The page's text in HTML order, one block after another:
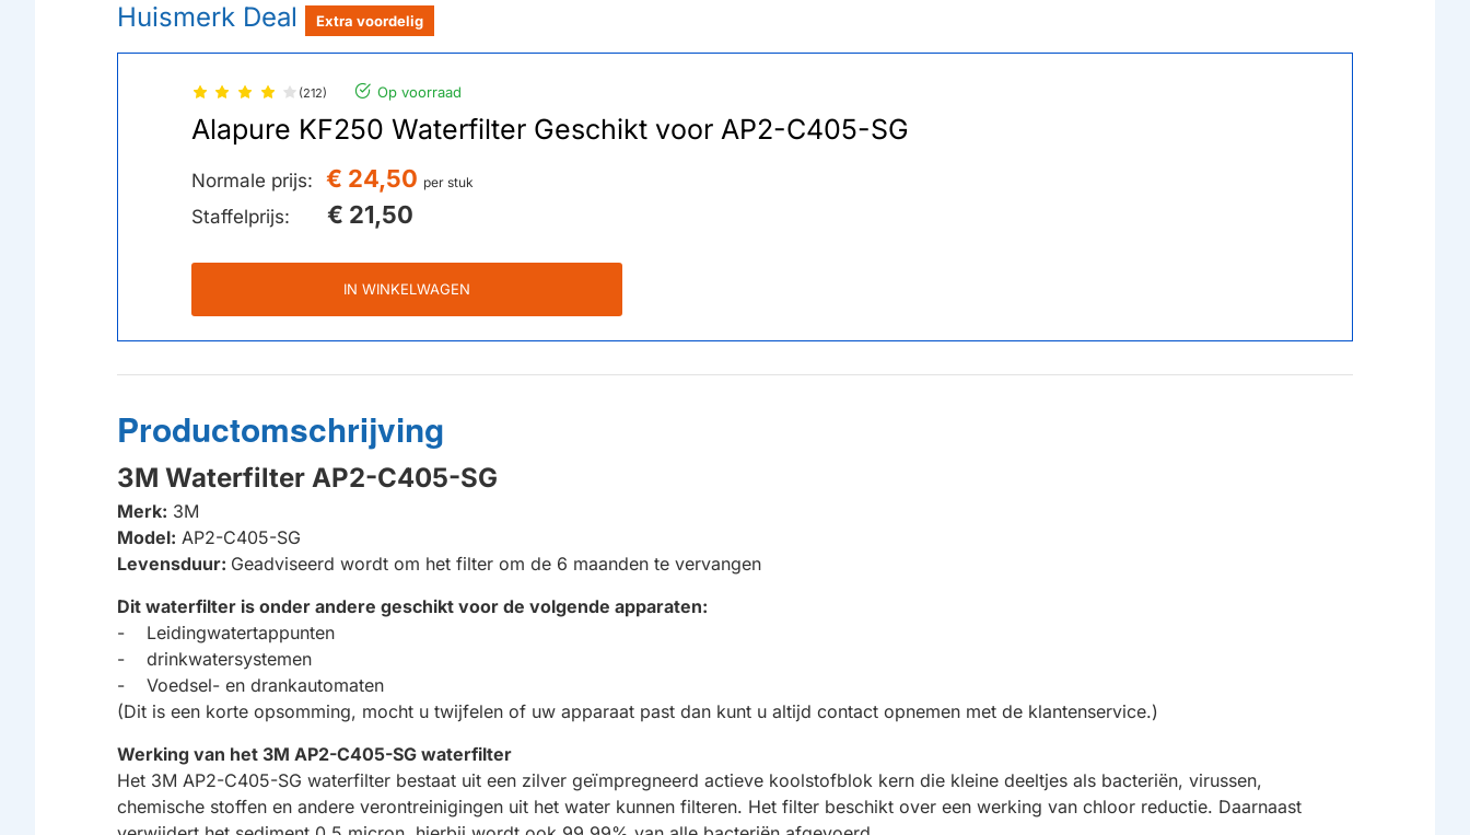
Huismerk Deal Extra voordelig
(212) Op voorraad
Alapure KF250 Waterfilter Geschikt voor AP2-C405-SG
Normale prijs: € 24,50 per stuk
Staffelprijs: € 21,50
IN WINKELWAGEN
Productomschrijving
3M Waterfilter AP2-C405-SG
Merk: 3M
Model: AP2-C405-SG
Levensduur: Geadviseerd wordt om het filter om de 6 maanden te vervangen
Dit waterfilter is onder andere geschikt voor de volgende apparaten:
- Leidingwatertappunten
- drinkwatersystemen
- Voedsel- en drankautomaten
(Dit is een korte opsomming, mocht u twijfelen of uw apparaat past dan kunt u altijd contact opnemen met de klantenservice.)
Werking van het 3M AP2-C405-SG waterfilter
Het 3M AP2-C405-SG waterfilter bestaat uit een zilver geïmpregneerd actieve koolstofblok kern die kleine deeltjes als bacteriën, virussen,
chemische stoffen en andere verontreinigingen uit het water kunnen filteren. Het filter beschikt over een werking van chloor reductie. Daarnaast